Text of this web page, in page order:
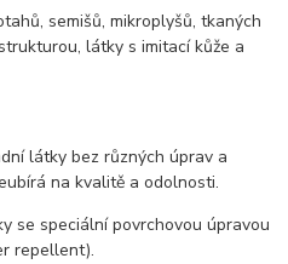
semišů, mikroplyšů, tkaných
látky s imitací kůže a
látky bez různých úprav a
na kvalitě a odolnosti.
se speciální povrchovou úpravou
repellent).